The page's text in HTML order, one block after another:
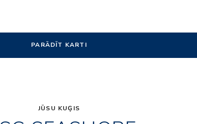
PARĀDĪT KARTI
JŪSU KUĢIS